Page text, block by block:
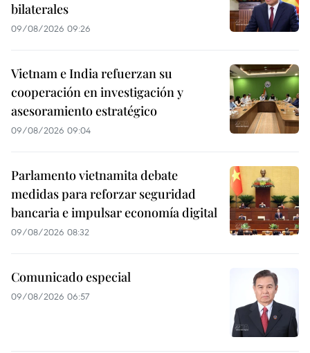
bilaterales
09/08/2026 09:26
Vietnam e India refuerzan su
cooperación en investigación y
asesoramiento estratégico
09/08/2026 09:04
Parlamento vietnamita debate
medidas para reforzar seguridad
bancaria e impulsar economía digital
09/08/2026 08:32
Comunicado especial
09/08/2026 06:57